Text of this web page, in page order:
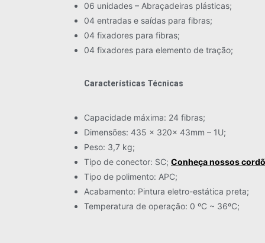
06 unidades – Abraçadeiras plásticas;
04 entradas e saídas para fibras;
04 fixadores para fibras;
04 fixadores para elemento de tração;
Características Técnicas
Capacidade máxima: 24 fibras;
Dimensões: 435 x 320x 43mm – 1U;
Peso: 3,7 kg;
Tipo de conector: SC; Conheça nossos
Tipo de polimento: APC;
Acabamento: Pintura eletro-estática preta;
Temperatura de operação: 0 ºC ~ 36ºC;